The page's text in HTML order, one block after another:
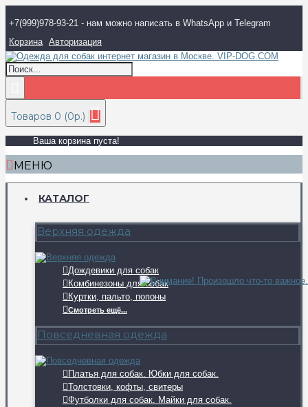
+7(999)978-93-21 - нам можно написать в WhatsApp и Telegram
Корзина Авторизация
Товаров 0 (0р.)
Ваша корзина пуста!
МЕНЮ
КАТАЛОГ
Верхняя одежда
Дождевики для собак
Комбинезоны для собак
Куртки, пальто, попоны
Смотреть ещё...
Повседневная одежда
Платья для собак. Юбки для собак.
Толстовки, кофты, свитеры
Футболки для собак. Майки для собак.